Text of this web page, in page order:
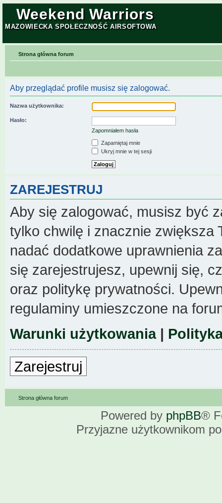
Weekend Warriors
MAZOWIECKA SPOŁECZNOŚĆ AIRSOFTOWA
Strona główna forum
Aby przeglądać profile musisz się zalogować.
Nazwa użytkownika:
Hasło:
Zapomniałem hasła
Zapamiętaj mnie
Ukryj mnie w tej sesji
ZAREJESTRUJ
Aby się zalogować, musisz być
tylko chwilę i znacznie zwiększa
nadać dodatkowe uprawnienia
się zarejestrujesz, upewnij się,
oraz politykę prywatności.
regulaminy umieszczone na
Warunki użytkowania|
Zarejestruj
Strona główna forum
Powered by phpBB®
Przyjazne użytkownikom